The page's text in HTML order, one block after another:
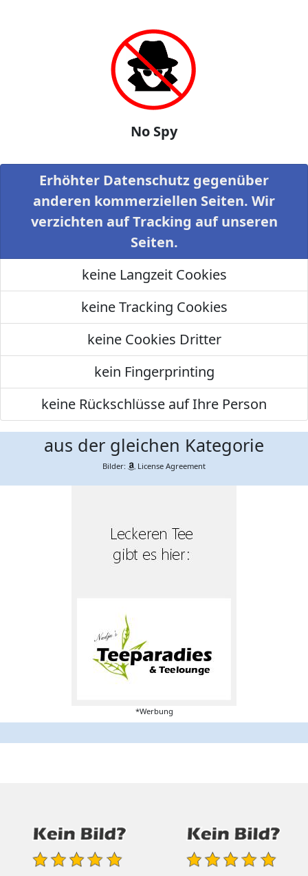
No Spy
Erhöhter Datenschutz gegenüber
anderen kommerziellen Seiten. Wir
verzichten auf Tracking auf unseren
Seiten.
keine Langzeit Cookies
keine Tracking Cookies
keine Cookies Dritter
kein Fingerprinting
keine Rückschlüsse auf Ihre Person
aus der gleichen Kategorie
Bilder: License Agreement
*Werbung